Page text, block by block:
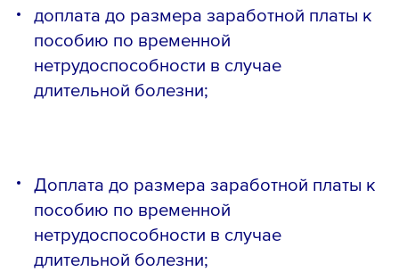
доплата до размера заработной платы к
пособию по временной
нетрудоспособности в случае
длительной болезни;
Доплата до размера заработной платы к
пособию по временной
нетрудоспособности в случае
длительной болезни;
Телефон *